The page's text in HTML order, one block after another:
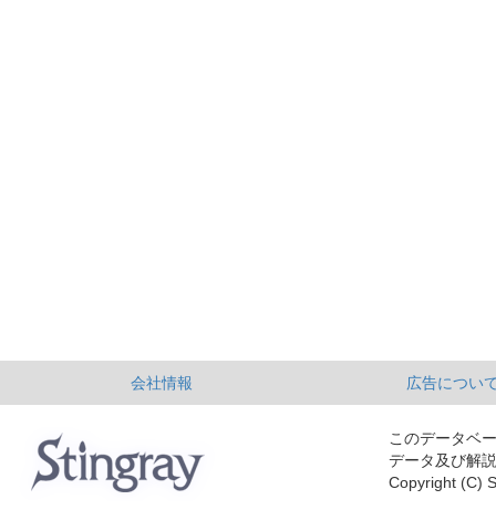
会社情報 広告につい
このデータベ
データ及び解
Copyright (C)